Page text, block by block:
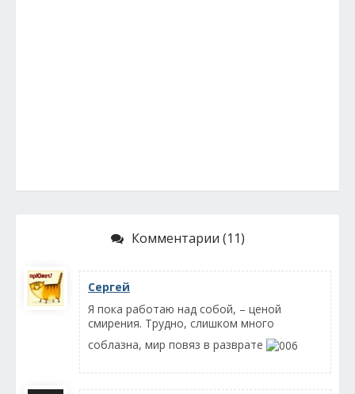
Комментарии (11)
Сергей
Я пока работаю над собой, – ценой
смирения. Трудно, слишком много
соблазна, мир повяз в разврате